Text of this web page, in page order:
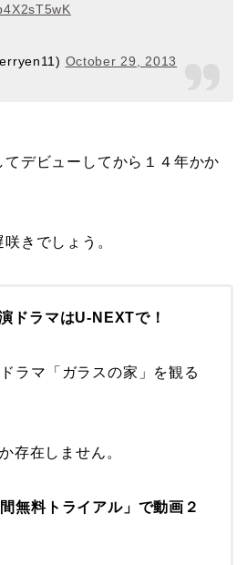
October 29, 2013
デビューしてから１４年かか
きでしょう。
ドラマはU-NEXTで！
ラマ「ガラスの家」を観る
存在しません。
間無料トライアル」で動画２